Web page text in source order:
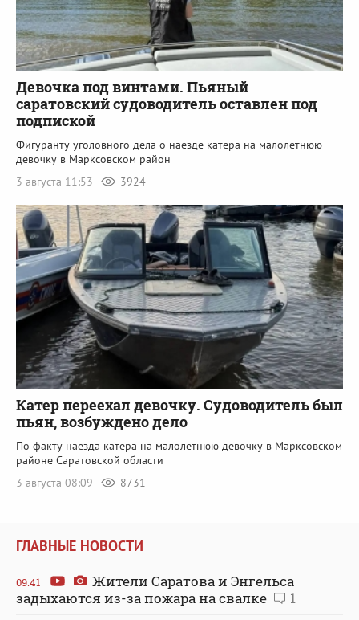
Девочка под винтами. Пьяный
саратовский судоводитель оставлен под
подпиской
Фигуранту уголовного дела о наезде катера на малолетнюю
девочку в Марксовском район
3 августа 11:53
3924
Катер переехал девочку. Судоводитель был
пьян, возбуждено дело
По факту наезда катера на малолетнюю девочку в Марксовском
районе Саратовской области
3 августа 08:09
8731
ГЛАВНЫЕ НОВОСТИ
09:41
Жители Саратова и Энгельса
задыхаются из-за пожара на свалке
1